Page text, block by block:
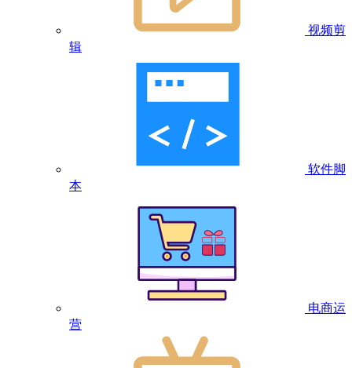
视频剪
辑
软件脚
本
电商运
营